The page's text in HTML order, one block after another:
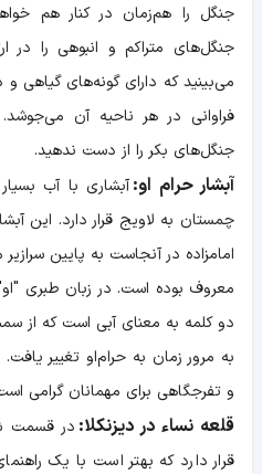
جنگل را هم‌زمان در کنار هم
می‌بینید که دارای گونه‌های
فراوانی در هر ناحیه آن می‌جوشد.
جنگل‌های بکر را از دست ندهید.
آبشار حرام‌ او:آبشاری با آب
چمستان به لاویج قرار دارد. این
امامزاده‌ در آنجاست به پایین
معروف بوده است. در زبان طبری
دو کلمه به معنای آبی است که از
به مرور زمان به حرام‌او تغییر یافت.
و تفرجگاهی برای مهمانان گرامی
قلعه نساء در دیزنکلا: در قسمت
قرار دارد که بهتر است با یک